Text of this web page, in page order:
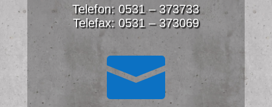
Telefon: 0531 – 373733
Telefax: 0531 – 373069
